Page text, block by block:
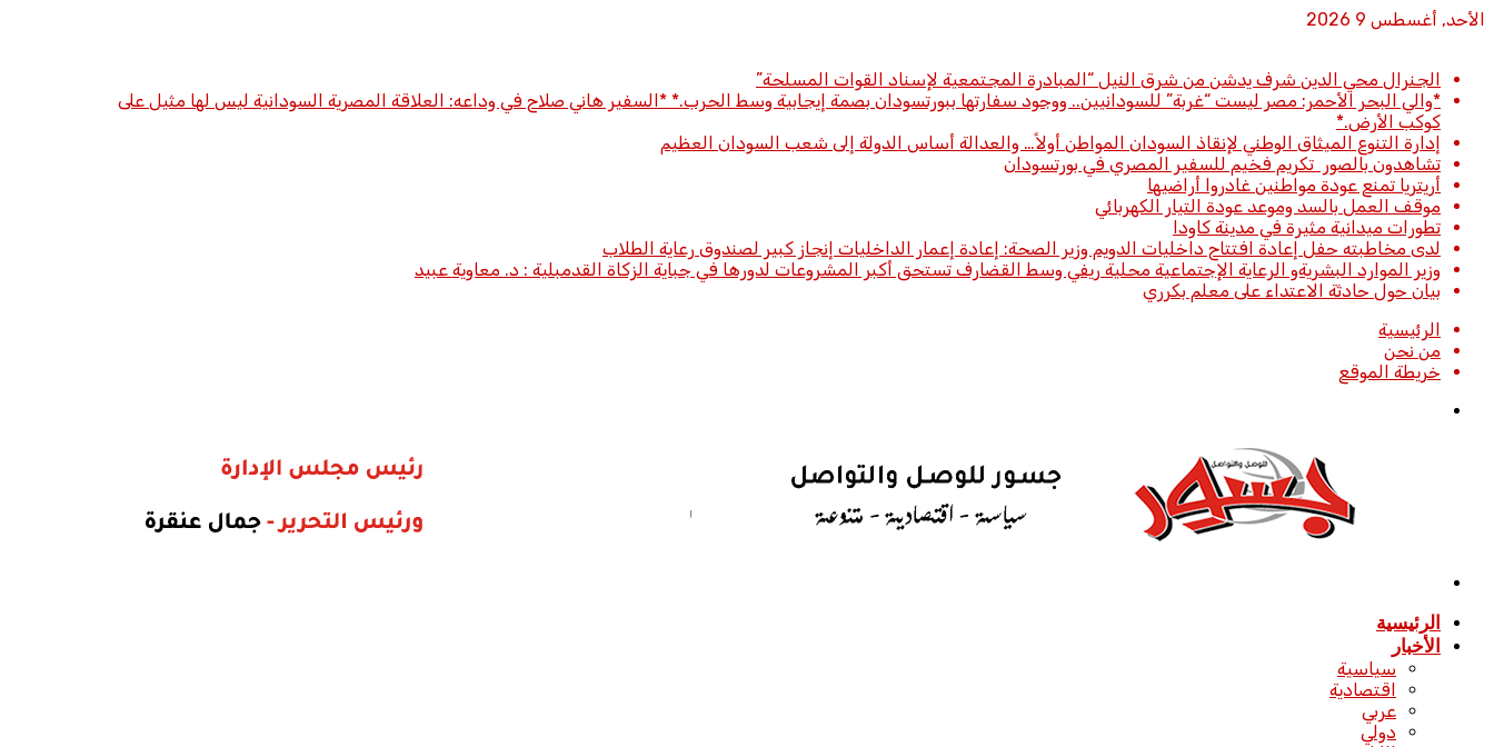
الأحد, أغسطس 9 2026
الجنرال محي الدين شرف يدشن من شرق النيل “المبادرة المجتمعية لإسناد القوات المسلحة”
*والي البحر الأحمر: مصر ليست “غربة” للسودانيين.. ووجود سفارتها ببورتسودان بصمة إيجابية وسط الحرب.* *​السفير هاني صلاح في وداعه: العلاقة المصرية السودانية ليس لها مثيل على
كوكب الأرض.*
إدارة التنوع الميثاق الوطني لإنقاذ السودان المواطن أولاً… والعدالة أساس الدولة إلى شعب السودان العظيم
تشاهدون بالصور تكريم فخيم للسفير المصري في بورتسودان
أريتريا تمنع عودة مواطنين غادروا أراضيها
موقف العمل بالسد وموعد عودة التيار الكهربائي
تطورات ميدانية مثيرة في مدينة كاودا
لدى مخاطبته حفل إعادة افتتاح داخليات الدويم وزير الصحة: إعادة إعمار الداخليات إنجاز كبير لصندوق رعاية الطلاب
وزير الموارد البشريةو الرعاية الإجتماعية محلية ريفي وسط القضارف تستحق أكبر المشروعات لدورها في جباية الزكاة القدمبلية : د. معاوية عبيد
بيان حول حادثة الاعتداء على معلم بكرري
الرئيسية
من نحن
خريطة الموقع
الرئيسية
الأخبار
سياسية
اقتصادية
عربي
دولي